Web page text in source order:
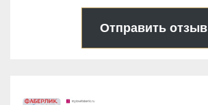
Отправить отзыв